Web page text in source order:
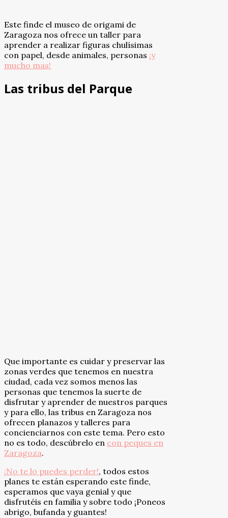
Este finde el museo de origami de
Zaragoza nos ofrece un taller para
aprender a realizar figuras chulísimas
con papel, desde animales, personas ¡y
mucho mas!
Las tribus del Parque
Que importante es cuidar y preservar las
zonas verdes que tenemos en nuestra
ciudad, cada vez somos menos las
personas que tenemos la suerte de
disfrutar y aprender de nuestros parques
y para ello, las tribus en Zaragoza nos
ofrecen planazos y talleres para
concienciarnos con este tema. Pero esto
no es todo, descúbrelo en con peques en
Zaragoza.
¡No te lo puedes perder!, todos estos
planes te están esperando este finde,
esperamos que vaya genial y que
disfrutéis en familia y sobre todo ¡Poneos
abrigo, bufanda y guantes!